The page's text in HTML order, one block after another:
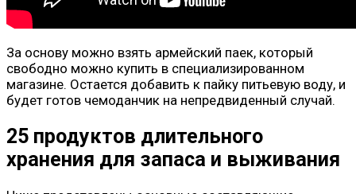
За основу можно взять армейский паек, который
свободно можно купить в специализированном
магазине. Остается добавить к пайку питьевую воду, и
будет готов чемоданчик на непредвиденный случай.
25 продуктов длительного
хранения для запаса и выживания